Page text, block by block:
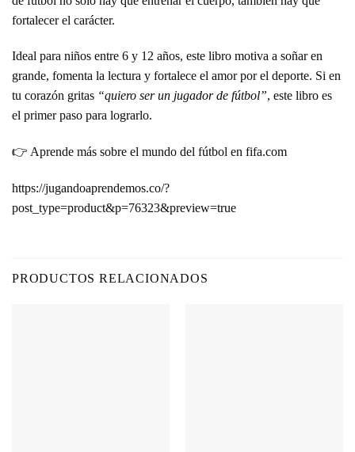
fortalecer el carácter.
Ideal para niños entre 6 y 12 años, este libro motiva a soñar en
grande, fomenta la lectura y fortalece el amor por el deporte. Si en
tu corazón gritas “quiero ser un jugador de fútbol”, este libro es
el primer paso para lograrlo.
👉 Aprende más sobre el mundo del fútbol en fifa.com
https://jugandoaprendemos.co/?
post_type=product&p=76323&preview=true
PRODUCTOS RELACIONADOS